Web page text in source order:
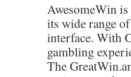
AwesomeWin
its wide range
interface. With
gambling
The